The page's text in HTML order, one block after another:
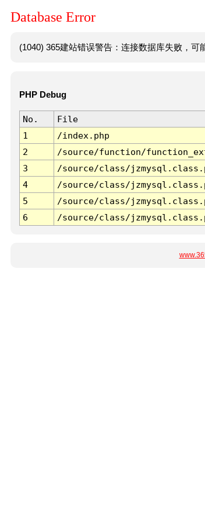
Database Error
(1040) 365建站错误警告：连接数据库失败，可
PHP Debug
No. File
1
/index.php
2
/source/function/
3
/source/class/
4
/source/class/
5
/source/class/
6
/source/class/